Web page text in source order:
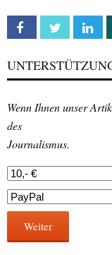
Facebook Twitter
Wenn Ihnen unser
des
Journalismus.
Weiter